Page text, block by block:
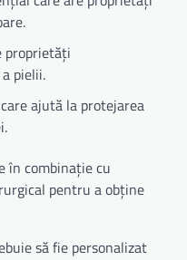
proprietăți
pielii.
ajută la protejarea
în combinație cu
pentru a obține
să fie personalizat